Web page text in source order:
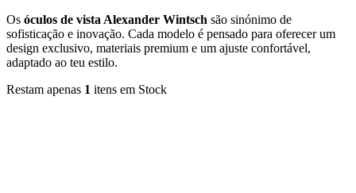
Os óculos de vista Alexander Wintsch são sinónimo de
sofisticação e inovação. Cada modelo é pensado para oferecer um
design exclusivo, materiais premium e um ajuste confortável,
adaptado ao teu estilo.
Restam apenas 1 itens em Stock